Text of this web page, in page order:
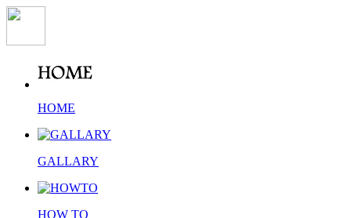
HOME
GALLARY
HOW TO